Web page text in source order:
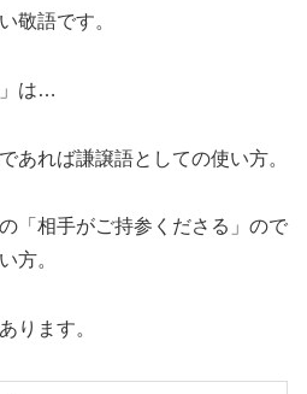
敬語です。
は…
あれば謙譲語としての使い方。
「相手がご持参くださる」ので
方。
ります。